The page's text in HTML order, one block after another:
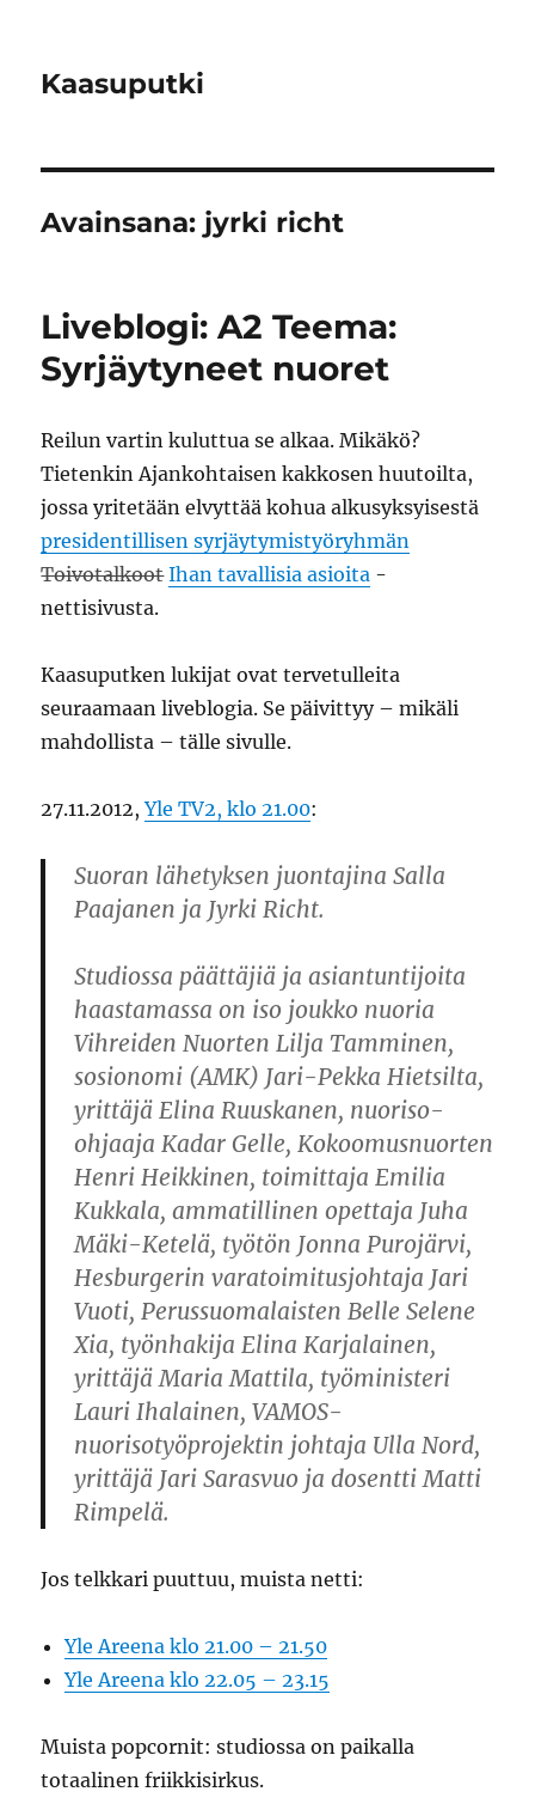
Kaasuputki
Avainsana: jyrki richt
Liveblogi: A2 Teema:
Syrjäytyneet nuoret
Reilun vartin kuluttua se alkaa. Mikäkö?
Tietenkin Ajankohtaisen kakkosen huutoilta,
jossa yritetään elvyttää kohua alkusyksyisestä
presidentillisen syrjäytymistyöryhmän
Toivotalkoot Ihan tavallisia asioita -
nettisivusta.
Kaasuputken lukijat ovat tervetulleita
seuraamaan liveblogia. Se päivittyy – mikäli
mahdollista – tälle sivulle.
27.11.2012,Yle TV2, klo 21.00:
Suoran lähetyksen juontajina Salla
Paajanen ja Jyrki Richt.
Studiossa päättäjiä ja asiantuntijoita
haastamassa on iso joukko nuoria
Vihreiden Nuorten Lilja Tamminen,
sosionomi (AMK) Jari-Pekka Hietsilta,
yrittäjä Elina Ruuskanen, nuoriso-
ohjaaja Kadar Gelle, Kokoomusnuorten
Henri Heikkinen, toimittaja Emilia
Kukkala, ammatillinen opettaja Juha
Mäki-Ketelä, työtön Jonna Purojärvi,
Hesburgerin varatoimitusjohtaja Jari
Vuoti, Perussuomalaisten Belle Selene
Xia, työnhakija Elina Karjalainen,
yrittäjä Maria Mattila, työministeri
Lauri Ihalainen, VAMOS-
nuorisotyöprojektin johtaja Ulla Nord,
yrittäjä Jari Sarasvuo ja dosentti Matti
Rimpelä.
Jos telkkari puuttuu, muista netti:
Yle Areena klo 21.00 – 21.50
Yle Areena klo 22.05 – 23.15
Muista popcornit: studiossa on paikalla
totaalinen friikkisirkus.